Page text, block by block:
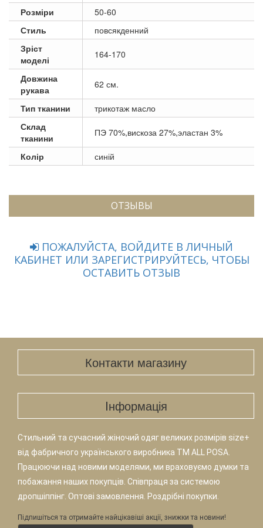
Розміри
50-60
Стиль
повсякденний
Зріст
моделі
164-170
Довжина
рукава
62 см.
Тип тканини
трикотаж масло
Склад
тканини
ПЭ 70%,вискоза 27%,эластан 3%
Колір синій
ОТЗЫВЫ
ПОЖАЛУЙСТА, ВОЙДИТЕ В ЛИЧНЫЙ
КАБИНЕТ ИЛИ ЗАРЕГИСТРИРУЙТЕСЬ, ЧТОБЫ
ОСТАВИТЬ ОТЗЫВ
Контакти магазину
Iнформація
Стильний та сучасний жіночий одяг великих розмірів size+
від фабричного українського виробника TM ALL POSA.
Працюючи над новими моделями, ми враховуємо думки та
побажання наших покупців. Співпраця за системою
дропшіппінг. Оптові замовлення. Роздрібні покупки.
Підпишіться та отримайте найцікавіші акції, знижки та новини!